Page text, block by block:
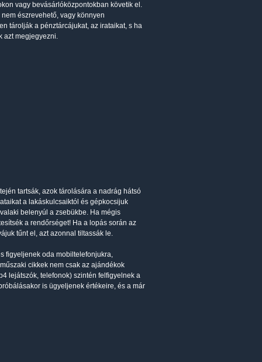
vagy bevásárlóközpontokban követik el.
észrevehető, vagy könnyen
tárolják a pénztárcájukat, az irataikat, s ha
azt megjegyezni.
tartsák, azok tárolására a nadrág hátsó
a lakáskulcsaiktól és gépkocsijuk
belenyúl a zsebükbe. Ha mégis
a rendőrséget! Ha a lopás során az
tűnt el, azt azonnal tiltassák le.
figyeljenek oda mobiltelefonjukra,
cikkek nem csak az ajándékok
lejátszók, telefonok) szintén felfigyelnek a
is ügyeljenek értékeire, és a már